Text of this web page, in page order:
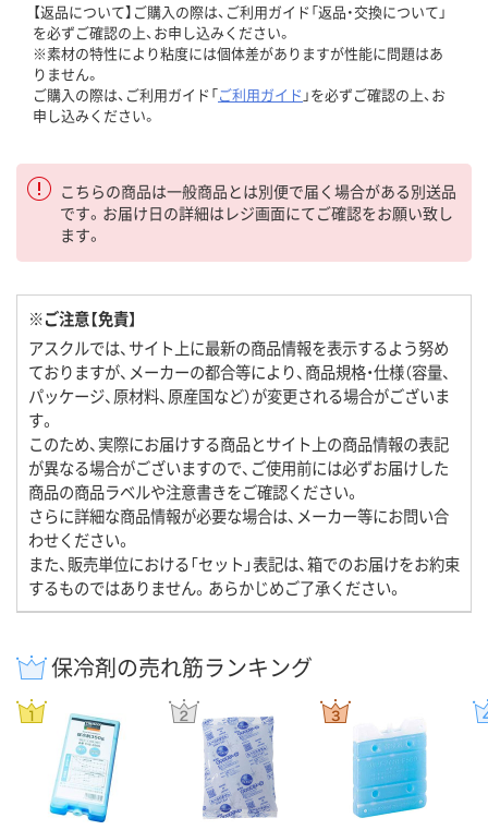
【返品について】ご購入の際は、ご利用ガイド「返品・交換について」
を必ずご確認の上、お申し込みください。
※素材の特性により粘度には個体差がありますが性能に問題はあ
りません。
ご購入の際は、ご利用ガイド「ご利用ガイド 」を必ずご確認の上、お
申し込みください。
こちらの商品は一般商品とは別便で届く場合がある別送品
です。お届け日の詳細はレジ画面にてご確認をお願い致し
ます。
※ご注意【免責】
アスクルでは、サイト上に最新の商品情報を表示するよう努め
ておりますが、メーカーの都合等により、商品規格・仕様（容量、
パッケージ、原材料、原産国など）が変更される場合がございま
す。
このため、実際にお届けする商品とサイト上の商品情報の表記
が異なる場合がございますので、ご使用前には必ずお届けした
商品の商品ラベルや注意書きをご確認ください。
さらに詳細な商品情報が必要な場合は、メーカー等にお問い合
わせください。
また、販売単位における「セット」表記は、箱でのお届けをお約束
するものではありません。あらかじめご了承ください。
保冷剤の売れ筋ランキング